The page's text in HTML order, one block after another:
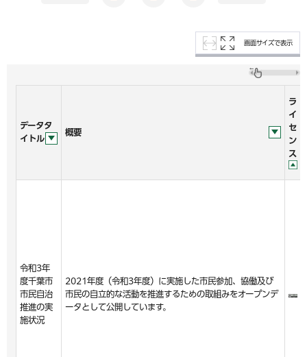
画面サイズで表示
データタ
イトル
概要
ラ
イ
セ
ン
ス
令和3年
度千葉市
市民自治
推進の実
施状況
2021年度（令和3年度）に実施した市民参加、協働及び
市民の自立的な活動を推進するための取組みをオープンデ
ータとして公開しています。